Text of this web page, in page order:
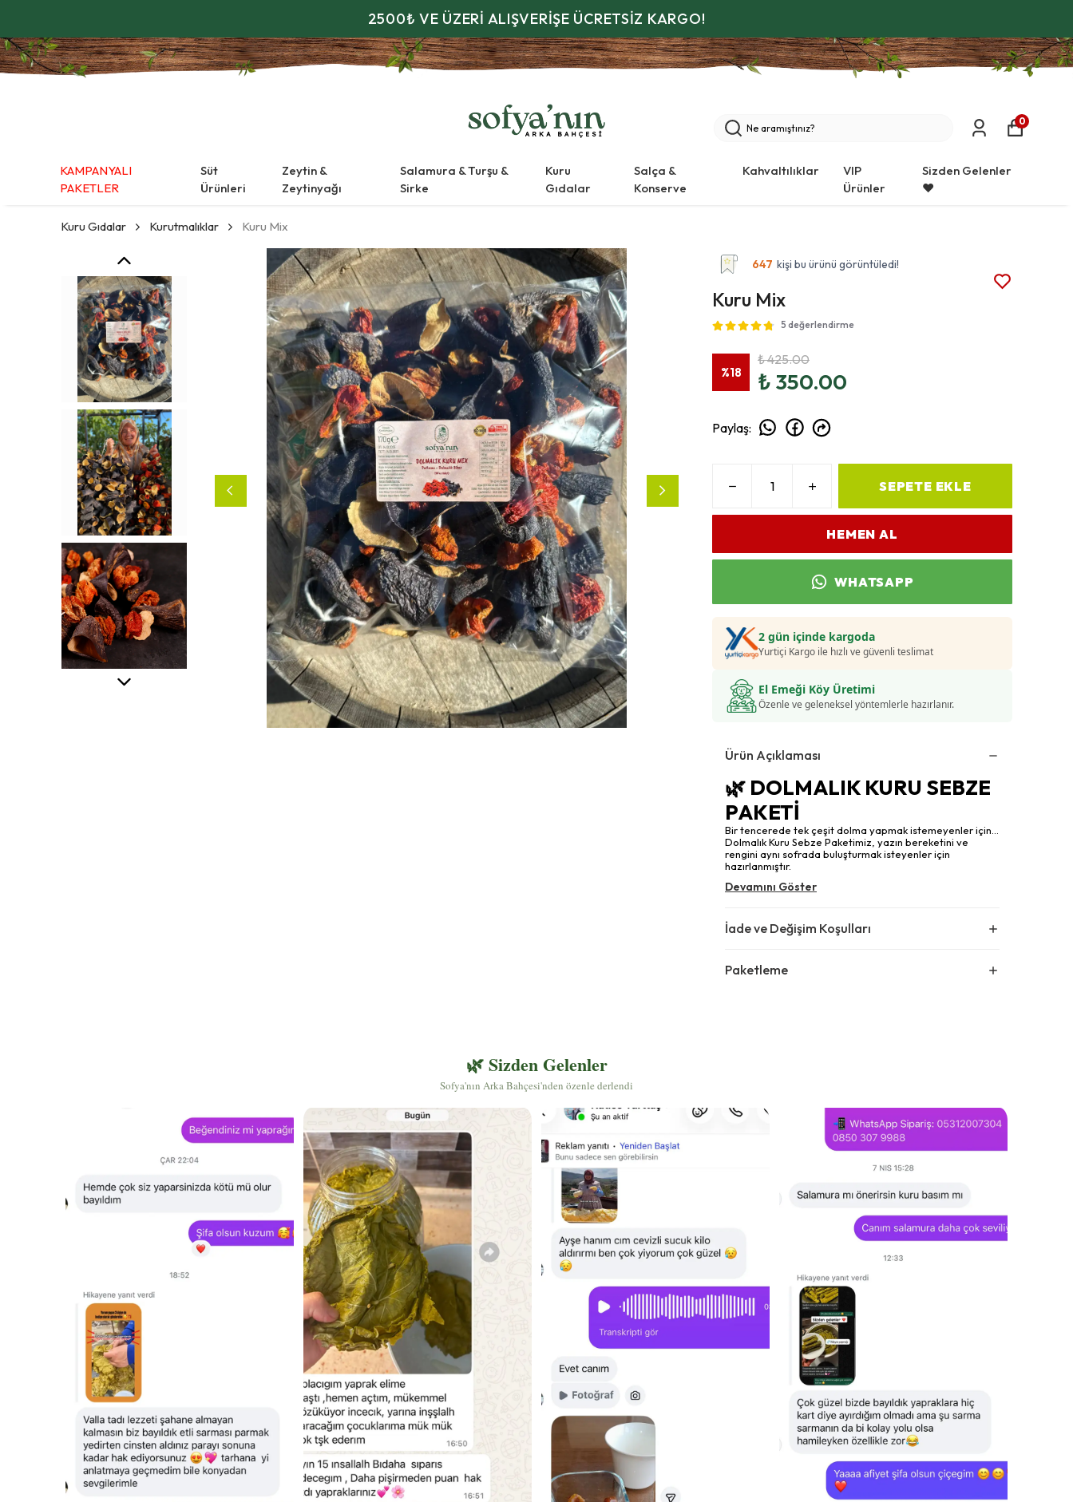
2500₺ VE ÜZERİ ALIŞVERİŞE ÜCRETSİZ KARGO!
KAMPANYALI
PAKETLER
Süt
Ürünleri
Zeytin &
Zeytinyağı
Salamura & Turşu &
Sirke
Kuru
Gıdalar
Salça &
Konserve
Kahvaltılıklar
VIP
Ürünler
Sizden Gelenler
❤️
0
Kuru Gıdalar Kurutmalıklar Kuru Mix
647 kişi bu ürünü görüntüledi!
Kuru Mix
5 değerlendirme
%18
₺ 425.00
₺ 350.00
Paylaş:
SEPETE EKLE
HEMEN AL
WHATSAPP
2 gün içinde kargoda
Yurtiçi Kargo ile hızlı ve güvenli teslimat
El Emeği Köy Üretimi
Özenle ve geleneksel yöntemlerle hazırlanır.
Ürün Açıklaması
🌿 DOLMALIK KURU SEBZE
PAKETİ
Bir tencerede tek çeşit dolma yapmak istemeyenler için...
Dolmalık Kuru Sebze Paketimiz, yazın bereketini ve
rengini aynı sofrada buluşturmak isteyenler için
hazırlanmıştır.
Devamını Göster
İade ve Değişim Koşulları
Paketleme
🌿 Sizden Gelenler
Sofya'nın Arka Bahçesi'nden özenle derlendi